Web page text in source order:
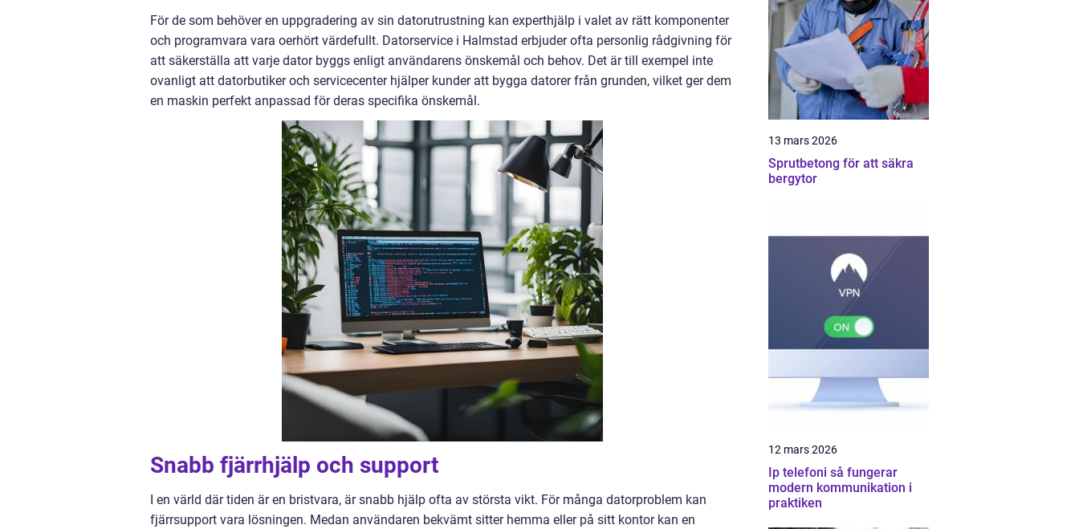
För de som behöver en uppgradering av sin datorutrustning kan experthjälp i valet av rätt komponenter
och programvara vara oerhört värdefullt. Datorservice i Halmstad erbjuder ofta personlig rådgivning för
att säkerställa att varje dator byggs enligt användarens önskemål och behov. Det är till exempel inte
ovanligt att datorbutiker och servicecenter hjälper kunder att bygga datorer från grunden, vilket ger dem
en maskin perfekt anpassad för deras specifika önskemål.
Snabb fjärrhjälp och support
I en värld där tiden är en bristvara, är snabb hjälp ofta av största vikt. För många datorproblem kan
fjärrsupport vara lösningen. Medan användaren bekvämt sitter hemma eller på sitt kontor kan en
13 mars 2026
Sprutbetong för att säkra
bergytor
12 mars 2026
Ip telefoni så fungerar
modern kommunikation i
praktiken